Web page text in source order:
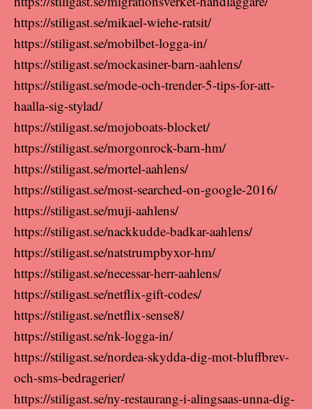
https://stiligast.se/mikael-wiehe-ratsit/
https://stiligast.se/mobilbet-logga-in/
https://stiligast.se/mockasiner-barn-aahlens/
https://stiligast.se/mode-och-trender-5-tips-for-att-
haalla-sig-stylad/
https://stiligast.se/mojoboats-blocket/
https://stiligast.se/morgonrock-barn-hm/
https://stiligast.se/mortel-aahlens/
https://stiligast.se/most-searched-on-google-2016/
https://stiligast.se/muji-aahlens/
https://stiligast.se/nackkudde-badkar-aahlens/
https://stiligast.se/natstrumpbyxor-hm/
https://stiligast.se/necessar-herr-aahlens/
https://stiligast.se/netflix-gift-codes/
https://stiligast.se/netflix-sense8/
https://stiligast.se/nk-logga-in/
https://stiligast.se/nordea-skydda-dig-mot-bluffbrev-
och-sms-bedragerier/
https://stiligast.se/ny-restaurang-i-alingsaas-unna-dig-